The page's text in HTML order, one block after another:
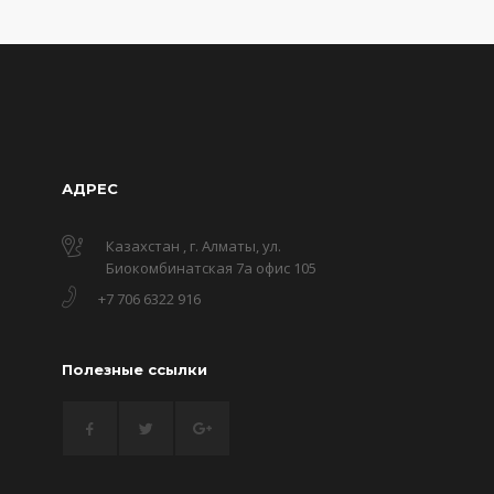
АДРЕС
Казахстан , г. Алматы, ул.
Биокомбинатская 7а офис 105
+7 706 6322 916
Полезные ссылки